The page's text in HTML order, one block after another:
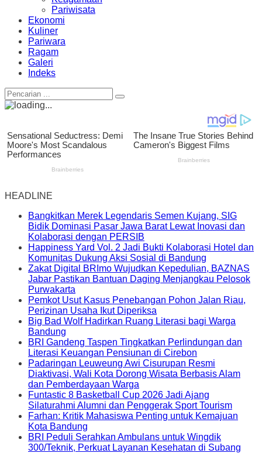
Pariwisata
Ekonomi
Kuliner
Pariwara
Ragam
Galeri
Indeks
HEADLINE
Bangkitkan Merek Legendaris Semen Kujang, SIG
Bidik Dominasi Pasar Jawa Barat Lewat Inovasi dan
Kolaborasi dengan PERSIB
Happiness Yard Vol. 2 Jadi Bukti Kolaborasi Hotel dan
Komunitas Dukung Aksi Sosial di Bandung
Zakat Digital BRImo Wujudkan Kepedulian, BAZNAS
Jabar Pastikan Bantuan Daging Menjangkau Pelosok
Purwakarta
Pemkot Usut Kasus Penebangan Pohon Jalan Riau,
Perizinan Usaha Ikut Diperiksa
Big Bad Wolf Hadirkan Ruang Literasi bagi Warga
Bandung
BRI Gandeng Taspen Tingkatkan Perlindungan dan
Literasi Keuangan Pensiunan di Cirebon
Padaringan Leuweung Awi Cisurupan Resmi
Diaktivasi, Wali Kota Dorong Wisata Berbasis Alam
dan Pemberdayaan Warga
Funtastic 8 Basketball Cup 2026 Jadi Ajang
Silaturahmi Alumni dan Penggerak Sport Tourism
Farhan: Kritik Mahasiswa Penting untuk Kemajuan
Kota Bandung
BRI Peduli Serahkan Ambulans untuk Wingdik
300/Teknik, Perkuat Layanan Kesehatan di Subang